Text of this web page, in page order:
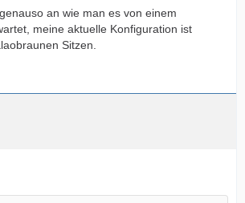
an wie man es von einem
meine aktuelle Konfiguration ist
Sitzen.